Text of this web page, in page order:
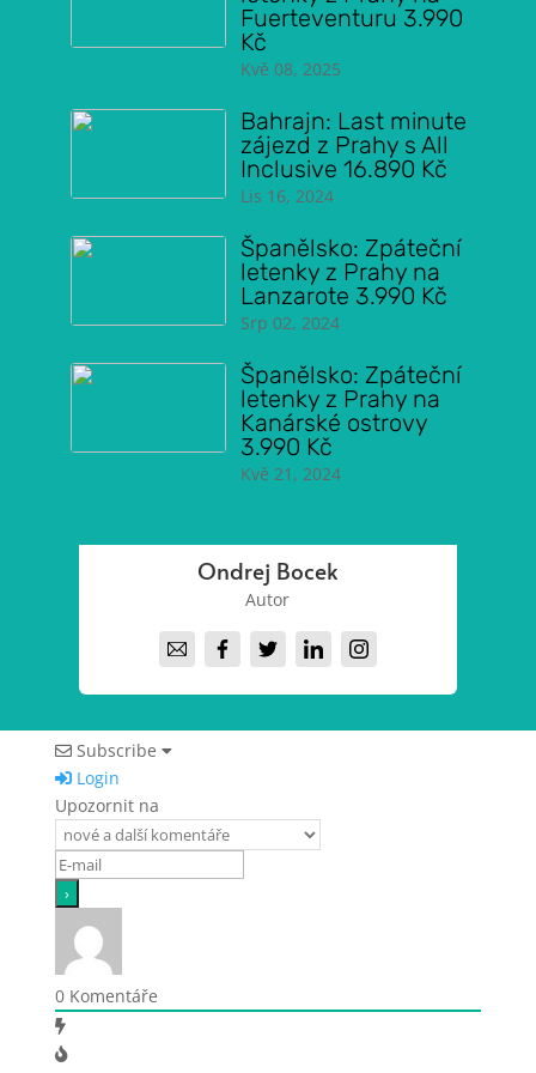
Fuerteventuru 3.990
Kč
Kvě 08, 2025
Bahrajn: Last minute
zájezd z Prahy s All
Inclusive 16.890 Kč
Lis 16, 2024
Španělsko: Zpáteční
letenky z Prahy na
Lanzarote 3.990 Kč
Srp 02, 2024
Španělsko: Zpáteční
letenky z Prahy na
Kanárské ostrovy
3.990 Kč
Kvě 21, 2024
Ondrej Bocek
Autor
Subscribe
Login
Upozornit na
0Komentáře